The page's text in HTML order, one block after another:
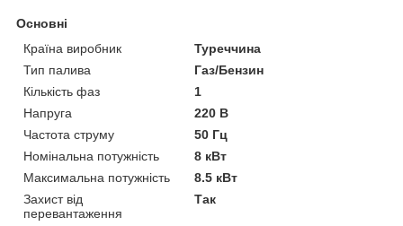
Основні
Країна виробник
Туреччина
Тип палива
Газ/Бензин
Кількість фаз
1
Напруга
220 В
Частота струму
50 Гц
Номінальна потужність
8 кВт
Максимальна потужність
8.5 кВт
Захист від
перевантаження
Так